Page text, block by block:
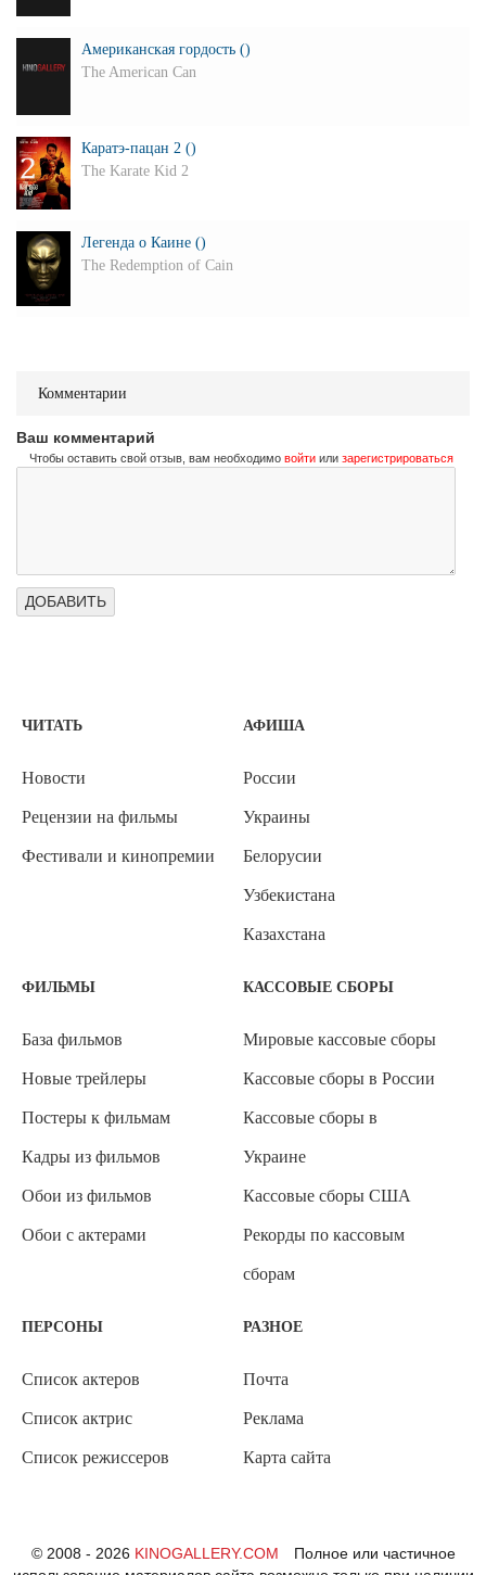
Американская гордость ()
The American Can
Каратэ-пацан 2 ()
The Karate Kid 2
Легенда о Каине ()
The Redemption of Cain
Комментарии
Ваш комментарий
Чтобы оставить свой отзыв, вам необходимо войти или зарегистрироваться
ЧИТАТЬ
Новости
Рецензии на фильмы
Фестивали и кинопремии
АФИША
России
Украины
Белорусии
Узбекистана
Казахстана
ФИЛЬМЫ
База фильмов
Новые трейлеры
Постеры к фильмам
Кадры из фильмов
Обои из фильмов
Обои с актерами
КАССОВЫЕ СБОРЫ
Мировые кассовые сборы
Кассовые сборы в России
Кассовые сборы в
Украине
Кассовые сборы США
Рекорды по кассовым
сборам
ПЕРСОНЫ
Список актеров
Список актрис
Список режиссеров
РАЗНОЕ
Почта
Реклама
Карта сайта
© 2008 - 2026 KINOGALLERY.COM
Полное или частичное